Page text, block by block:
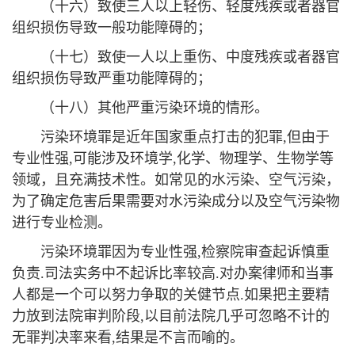
（十六）致使三人以上轻伤、轻度残疾或者器官
组织损伤导致一般功能障碍的；
（十七）致使一人以上重伤、中度残疾或者器官
组织损伤导致严重功能障碍的；
（十八）其他严重污染环境的情形。
污染环境罪是近年国家重点打击的犯罪,但由于
专业性强,可能涉及环境学,化学、物理学、生物学等
领域，且充满技术性。如常见的水污染、空气污染，
为了确定危害后果需要对水污染成分以及空气污染物
进行专业检测。
污染环境罪因为专业性强,检察院审查起诉慎重
负责.司法实务中不起诉比率较高.对办案律师和当事
人都是一个可以努力争取的关健节点.如果把主要精
力放到法院审判阶段,以目前法院几乎可忽略不计的
无罪判决率来看,结果是不言而喻的。